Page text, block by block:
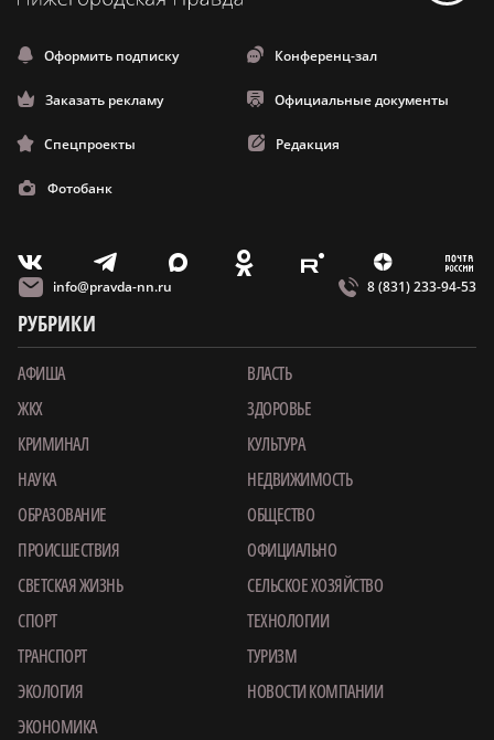
Оформить подписку Конференц-зал
Заказать рекламу Официальные документы
Спецпроекты Редакция
Фотобанк
V T X O E Z m
info@pravda-nn.ru 8 (831) 233-94-53
РУБРИКИ
АФИША
ВЛАСТЬ
ЖКХ
ЗДОРОВЬЕ
КРИМИНАЛ
КУЛЬТУРА
НАУКА
НЕДВИЖИМОСТЬ
ОБРАЗОВАНИЕ
ОБЩЕСТВО
ПРОИСШЕСТВИЯ
ОФИЦИАЛЬНО
СВЕТСКАЯ ЖИЗНЬ
СЕЛЬСКОЕ ХОЗЯЙСТВО
СПОРТ
ТЕХНОЛОГИИ
ТРАНСПОРТ
ТУРИЗМ
ЭКОЛОГИЯ
НОВОСТИ КОМПАНИИ
ЭКОНОМИКА